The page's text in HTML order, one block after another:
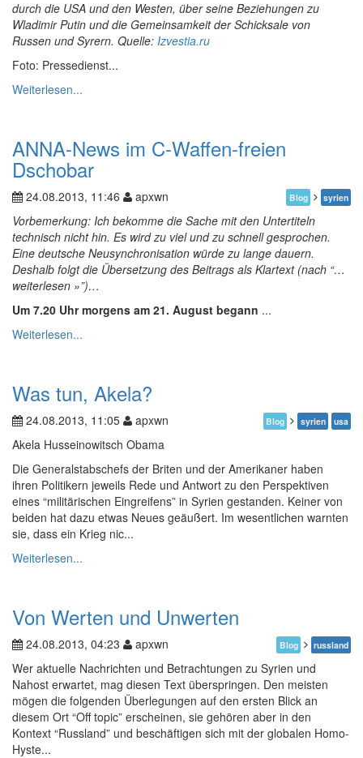
durch die USA und den Westen, über seine Beziehungen zu
Wladimir Putin und die Gemeinsamkeit der Schicksale von
Russen und Syrern. Quelle: Izvestia.ru
Foto: Pressedienst...
Weiterlesen...
ANNA-News im C-Waffen-freien
Dschobar
24.08.2013, 11:46 apxwn Blog syrien
Vorbemerkung: Ich bekomme die Sache mit den Untertiteln
technisch nicht hin. Es wird zu viel und zu schnell gesprochen.
Eine deutsche Neusynchronisation würde zu lange dauern.
Deshalb folgt die Übersetzung des Beitrags als Klartext (nach “…
weiterlesen »”)…
Um 7.20 Uhr morgens am 21. August begann ...
Weiterlesen...
Was tun, Akela?
24.08.2013, 11:05 apxwn Blog syrien usa
Akela Husseinowitsch Obama
Die Generalstabschefs der Briten und der Amerikaner haben
ihren Politikern jeweils Rede und Antwort zu den Perspektiven
eines “militärischen Eingreifens” in Syrien gestanden. Keiner von
beiden hat dazu etwas Neues geäußert. Im wesentlichen warnten
sie, dass ein Krieg nic...
Weiterlesen...
Von Werten und Unwerten
24.08.2013, 04:23 apxwn Blog russland
Wer aktuelle Nachrichten und Betrachtungen zu Syrien und
Nahost erwartet, mag diesen Text überspringen. Den meisten
mögen die folgenden Überlegungen auf den ersten Blick an
diesem Ort “Off topic” erscheinen, sie gehören aber in den
Kontext “Russland” und beschäftigen sich mit der globalen Homo-
Hyste...